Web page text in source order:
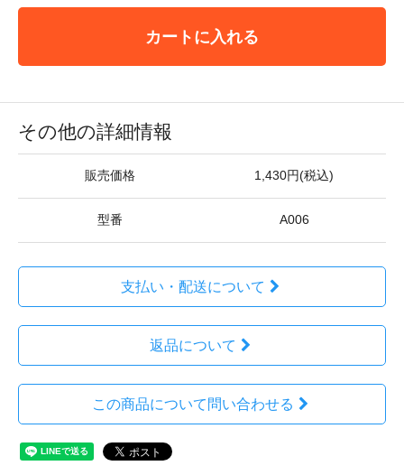
カートに入れる
その他の詳細情報
販売価格 1,430円(税込)
型番 A006
支払い・配送について
返品について
この商品について問い合わせる